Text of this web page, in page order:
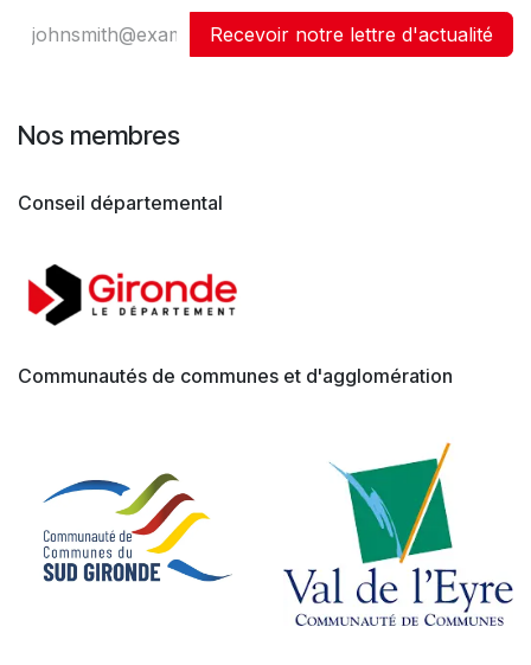
Recevoir notre lettre d'actualité
Nos membres
Communautés de communes et d'agglomération
Conseil départemental